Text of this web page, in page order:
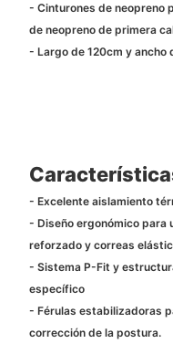
- Cinturones de neopreno
de neopreno de primera
- Largo de 120cm y ancho
- Excelente aislamiento
- Diseño ergonómico para
reforzado y correas
- Sistema P-Fit y
específico
- Férulas estabilizadoras
corrección de la postura.